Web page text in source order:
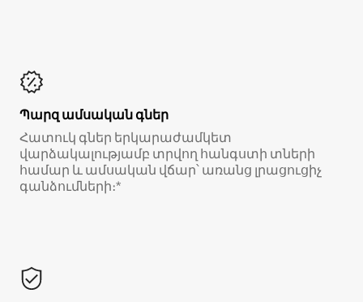
Պարզ ամսական գներ
Հատուկ գներ երկարաժամկետ
վարձակալությամբ տրվող հանգստի տների
համար և ամսական վճար՝ առանց լրացուցիչ
գանձումների։*